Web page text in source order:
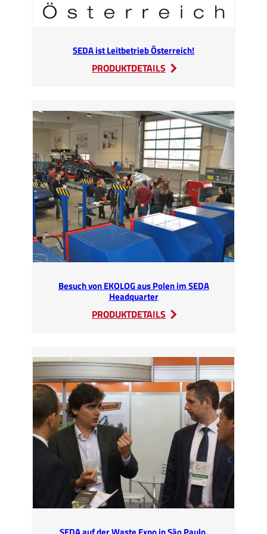
SEDA ist Leitbetrieb Österreich!
PRODUKTDETAILS
:
Leitbetrieb
Österreich!
Besuch von EKOLOG aus Polen im SEDA
Headquarter
PRODUKTDETAILS
:
EKOLOG
aus
Polen
im
SEDA
Headquarter